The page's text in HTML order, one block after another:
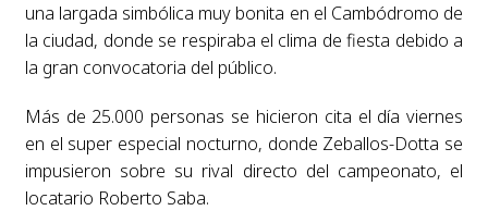
una largada simbólica muy bonita en el Cambódromo de
la ciudad, donde se respiraba el clima de fiesta debido a
la gran convocatoria del público.
Más de 25.000 personas se hicieron cita el día viernes
en el super especial nocturno, donde Zeballos-Dotta se
impusieron sobre su rival directo del campeonato, el
locatario Roberto Saba.